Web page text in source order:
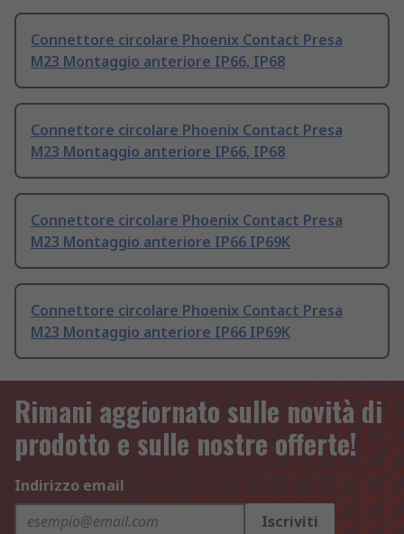
Connettore circolare Phoenix Contact Presa
M23 Montaggio anteriore IP66, IP68
Connettore circolare Phoenix Contact Presa
M23 Montaggio anteriore IP66, IP68
Connettore circolare Phoenix Contact Presa
M23 Montaggio anteriore IP66 IP69K
Connettore circolare Phoenix Contact Presa
M23 Montaggio anteriore IP66 IP69K
Rimani aggiornato sulle novità di
prodotto e sulle nostre offerte!
Indirizzo email
Iscriviti